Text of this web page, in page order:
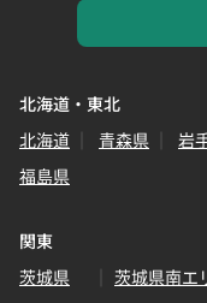
北海道・東北
北海道
青森県 岩
福島県
関東
茨城県
茨城県南エ